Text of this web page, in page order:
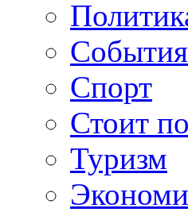
События
Спорт
Стоит
Туризм